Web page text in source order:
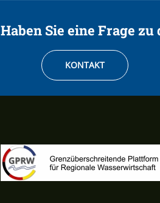
Haben Sie eine Frage
KONTAKT